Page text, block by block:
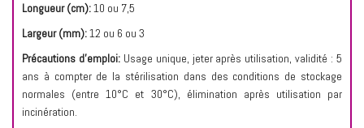
Longueur (cm):10 ou 7,5
Largeur (mm):12 ou 6 ou 3
Précautions d’emploi: Usage unique, jeter après utilisation, validité : 5
ans à compter de la stérilisation dans des conditions de stockage
normales (entre 10°C et 30°C), élimination après utilisation par
incinération.